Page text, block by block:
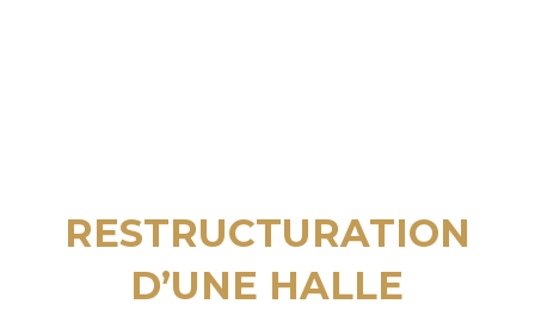
RESTRUCTURATION
D’UNE HALLE